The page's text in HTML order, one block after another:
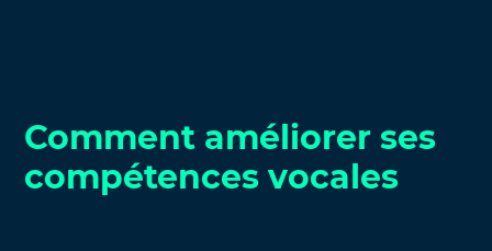
Comment améliorer ses
compétences vocales